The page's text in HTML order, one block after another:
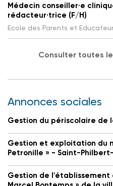
Médecin conseiller·e
rédacteur·trice (F/H)
Ecole des Parents et
Consulter toutes
Annonces sociales
Gestion du périscolaire de
Gestion et exploitation du
Petronille » - Saint-
Gestion de